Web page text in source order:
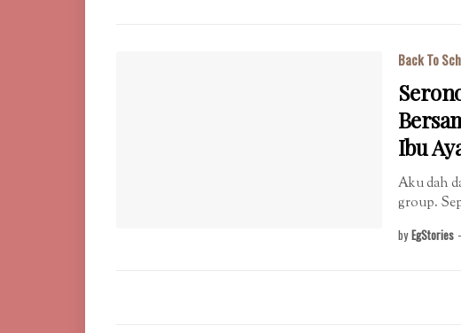
Back To
Ibu
Aku dah
group.
by EgStories -